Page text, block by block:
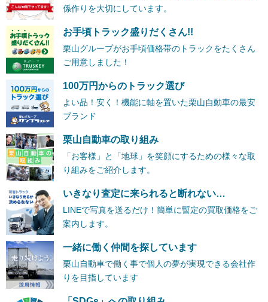
係作りを大切にしています。
お手頃トラック盛りだくさん!!
栗山グループがお手頃価格帯のトラックをたくさん
ご用意しました！
100万円からのトラック選び
よい品！安く！機能に軸を置いた栗山自動車の最安
ブランド
栗山自動車の取り組み
「お客様」と「地球」を笑顔にするための様々な取
り組みをご紹介します。
いきなり査定に来られると断れない…
LINEで写真を送るだけ！簡単に暫定の買取価格をご
案内します。
一緒に働く仲間を探しています
栗山自動車で働く事で個人の夢が実現できる会社作
りを目指しています